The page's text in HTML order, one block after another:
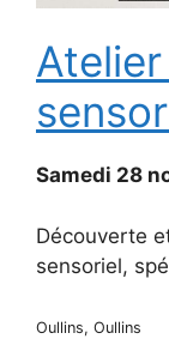
Samedi 28
Découverte
sensoriel,
Oullins, Oullins